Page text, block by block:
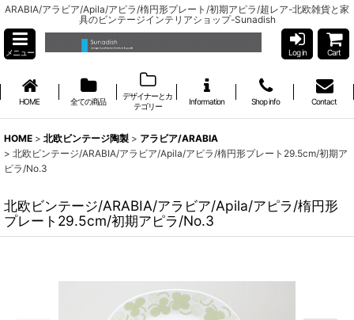
ARABIA/アラビア/Apila/アピラ/楕円形プレート/初期アピラ/超レア-北欧雑貨と家
具のビンテージインテリアショップ-Sunadish
メニュー Log in Cart
HOME 全ての商品
デザイナーとカ
テゴリー
Information Shop info Contact
HOME > 北欧ビンテージ陶製 > アラビア/ARABIA
> 北欧ビンテージ/ARABIA/アラビア/Apila/アピラ/楕円形プレート29.5cm/初期ア
ピラ/No.3
北欧ビンテージ/ARABIA/アラビア/Apila/アピラ/楕円形
プレート29.5cm/初期アピラ/No.3